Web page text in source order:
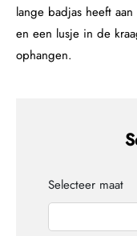
lange badjas heeft
en een lusje in de
ophangen.
Selecteer maat